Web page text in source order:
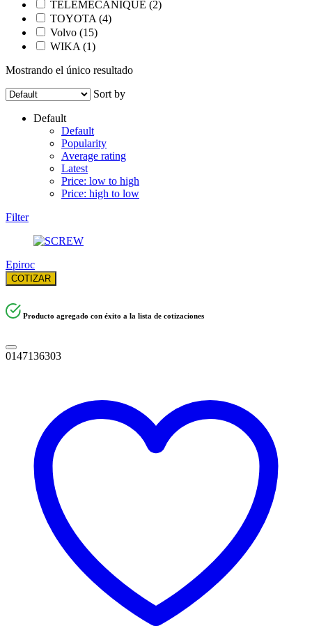
TELEMECANIQUE (2)
TOYOTA (4)
Volvo (15)
WIKA (1)
Mostrando el único resultado
Sort by
Default
Default
Popularity
Average rating
Latest
Price: low to high
Price: high to low
Filter
Epiroc
COTIZAR
Producto agregado con éxito a la lista de cotizaciones
0147136303